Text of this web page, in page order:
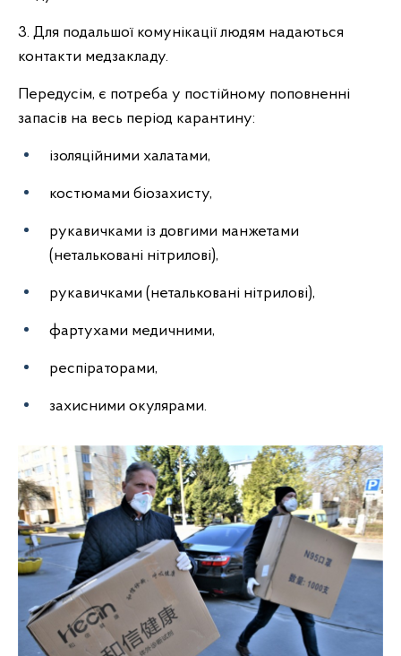
3. Для подальшої комунікації людям надаються
контакти медзакладу.
Передусім, є потреба у постійному поповненні
запасів на весь період карантину:
ізоляційними халатами,
костюмами біозахисту,
рукавичками із довгими манжетами
(нетальковані нітрилові),
рукавичками (нетальковані нітрилові),
фартухами медичними,
респіраторами,
захисними окулярами.